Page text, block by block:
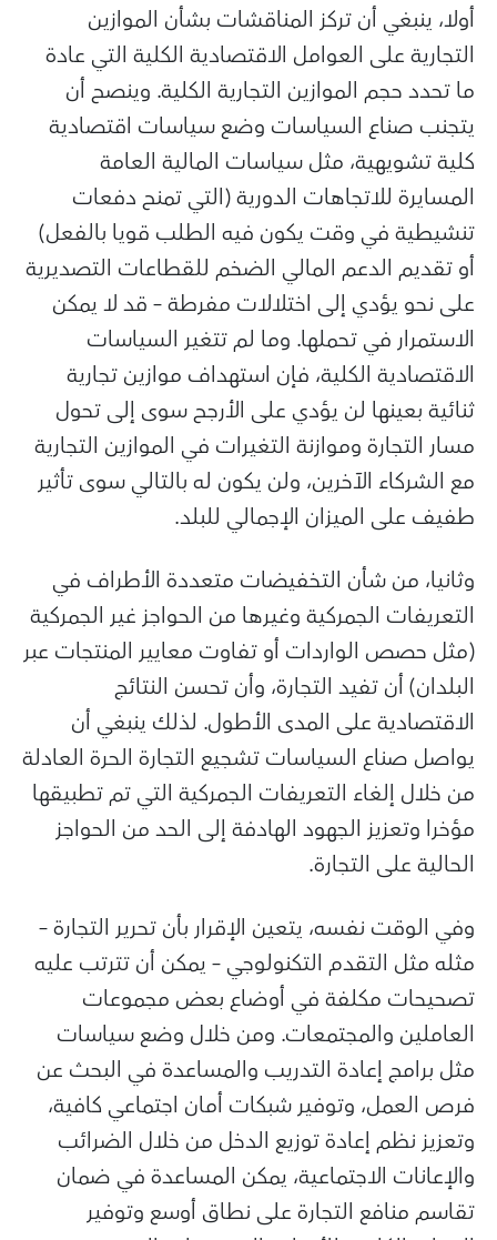
أولا، ينبغي أن تركز المناقشات بشأن الموازين
التجارية على العوامل الاقتصادية الكلية التي عادة
ما تحدد حجم الموازين التجارية الكلية. وينصح أن
يتجنب صناع السياسات وضع سياسات اقتصادية
كلية تشويهية، مثل سياسات المالية العامة
المسايرة للاتجاهات الدورية (التي تمنح دفعات
تنشيطية في وقت يكون فيه الطلب قويا بالفعل)
أو تقديم الدعم المالي الضخم للقطاعات التصديرية
على نحو يؤدي إلى اختلالات مفرطة – قد لا يمكن
الاستمرار في تحملها. وما لم تتغير السياسات
الاقتصادية الكلية، فإن استهداف موازين تجارية
ثنائية بعينها لن يؤدي على الأرجح سوى إلى تحول
مسار التجارة وموازنة التغيرات في الموازين التجارية
مع الشركاء الآخرين، ولن يكون له بالتالي سوى تأثير
طفيف على الميزان الإجمالي للبلد.
وثانيا، من شأن التخفيضات متعددة الأطراف في
التعريفات الجمركية وغيرها من الحواجز غير الجمركية
(مثل حصص الواردات أو تفاوت معايير المنتجات عبر
البلدان) أن تفيد التجارة، وأن تحسن النتائج
الاقتصادية على المدى الأطول. لذلك ينبغي أن
يواصل صناع السياسات تشجيع التجارة الحرة العادلة
من خلال إلغاء التعريفات الجمركية التي تم تطبيقها
مؤخرا وتعزيز الجهود الهادفة إلى الحد من الحواجز
الحالية على التجارة.
وفي الوقت نفسه، يتعين الإقرار بأن تحرير التجارة –
مثله مثل التقدم التكنولوجي – يمكن أن تترتب عليه
تصحيحات مكلفة في أوضاع بعض مجموعات
العاملين والمجتمعات. ومن خلال وضع سياسات
مثل برامج إعادة التدريب والمساعدة في البحث عن
فرص العمل، وتوفير شبكات أمان اجتماعي كافية،
وتعزيز نظم إعادة توزيع الدخل من خلال الضرائب
والإعانات الاجتماعية، يمكن المساعدة في ضمان
تقاسم منافع التجارة على نطاق أوسع وتوفير